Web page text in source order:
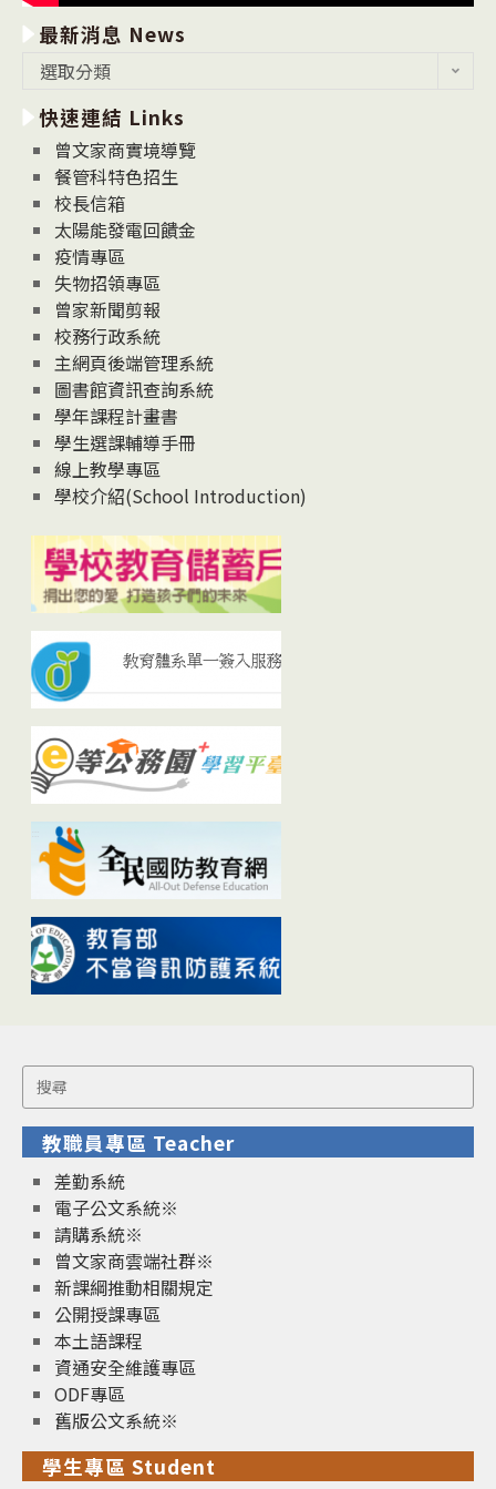
最新消息 News
消
息
News
選取分類
快速連結 Links
曾文家商實境導覽
餐管科特色招生
校長信箱
太陽能發電回饋金
疫情專區
失物招領專區
曾家新聞剪報
校務行政系統
主網頁後端管理系統
圖書館資訊查詢系統
學年課程計畫書
學生選課輔導手冊
線上教學專區
學校介紹(School Introduction)
Search
for:
教職員專區 Teacher
差勤系統
電子公文系統※
請購系統※
曾文家商雲端社群※
新課綱推動相關規定
公開授課專區
本土語課程
資通安全維護專區
ODF專區
舊版公文系統※
學生專區 Student